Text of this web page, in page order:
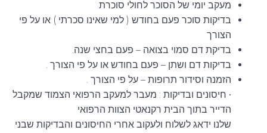
מעקב יומי של הסוכר לחולי סוכרת
בדיקות סוכר פעם בחודש ( למי שאינו סכרתי ) או על פי
הצורך
בדיקת דם סמוי בצואה – פעם בחצי שנה.
בדיקות דם ושתן – פעם בחודש או על פי הצורך .
הזמנה וסידור תרופות – על פי הצורך .
• חיסונים ובדיקות : מעבר למעקב הרפואי הצמוד שמקבל
הדייר בתוך הבית רקנאטי הצוות הרפואי
שלנו ידאג לשלוח ולעקוב אחרי החיסונים והבדיקות שבני